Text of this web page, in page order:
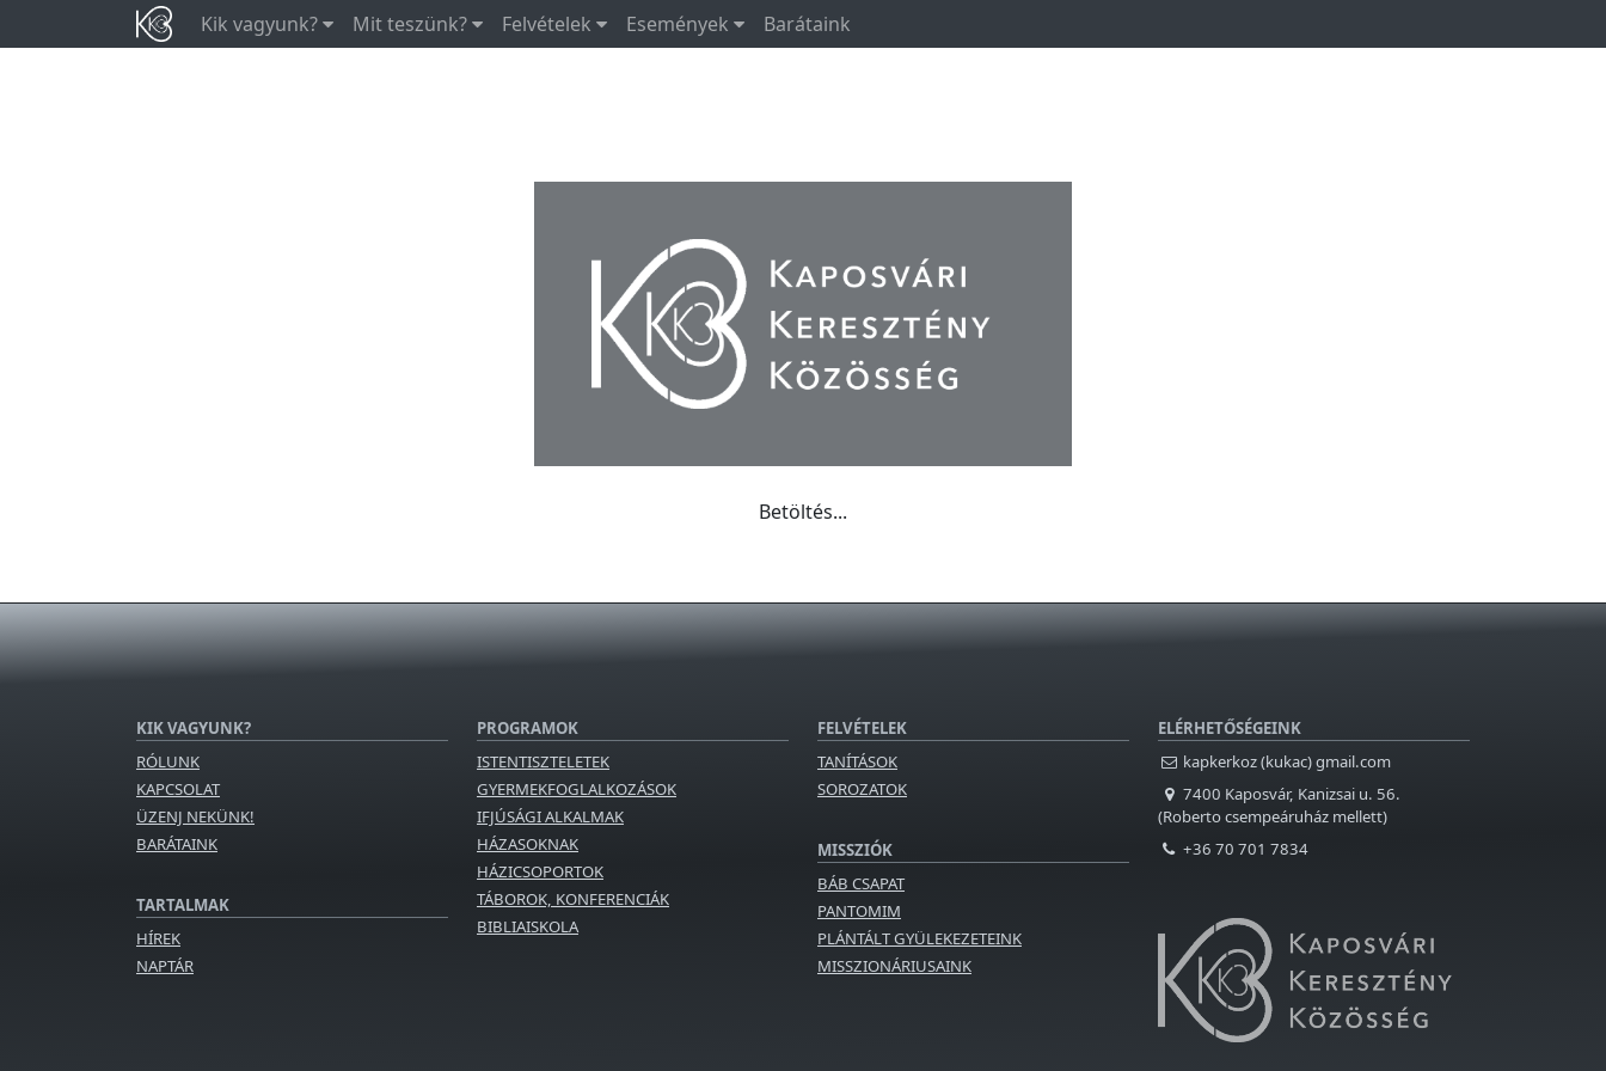
Kik vagyunk? Mit teszünk? Felvételek Események Barátaink
Betöltés...
KIK VAGYUNK?
RÓLUNK
KAPCSOLAT
ÜZENJ NEKÜNK!
BARÁTAINK
TARTALMAK
HÍREK
NAPTÁR
PROGRAMOK
ISTENTISZTELETEK
GYERMEKFOGLALKOZÁSOK
IFJÚSÁGI ALKALMAK
HÁZASOKNAK
HÁZICSOPORTOK
TÁBOROK, KONFERENCIÁK
BIBLIAISKOLA
FELVÉTELEK
TANÍTÁSOK
SOROZATOK
MISSZIÓK
BÁB CSAPAT
PANTOMIM
PLÁNTÁLT GYÜLEKEZETEINK
MISSZIONÁRIUSAINK
ELÉRHETŐSÉGEINK
kapkerkoz (kukac) gmail.com
7400 Kaposvár, Kanizsai u. 56.
(Roberto csempeáruház mellett)
+36 70 701 7834